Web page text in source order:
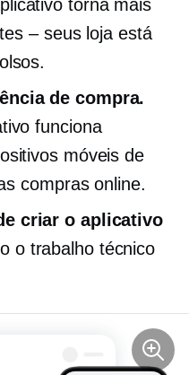
torna mais
– seusloja está
de compra.
funciona
móveis de
compras online.
criar o aplicativo
o trabalho técnico